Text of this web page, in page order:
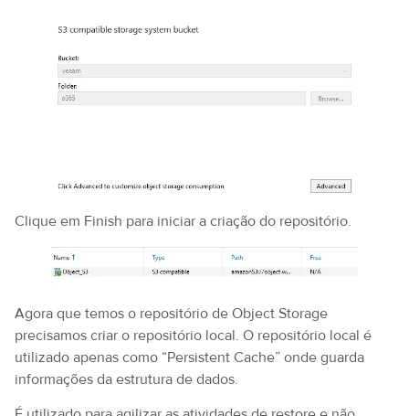
Clique em Finish para iniciar a criação do repositório.
Agora que temos o repositório de Object Storage
precisamos criar o repositório local. O repositório local é
utilizado apenas como “Persistent Cache” onde guarda
informações da estrutura de dados.